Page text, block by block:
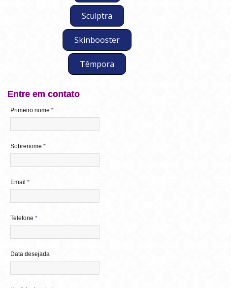
Sculptra
Skinbooster
Têmpora
Entre em contato
Primeiro nome*
Sobrenome*
Email*
Telefone*
Data desejada